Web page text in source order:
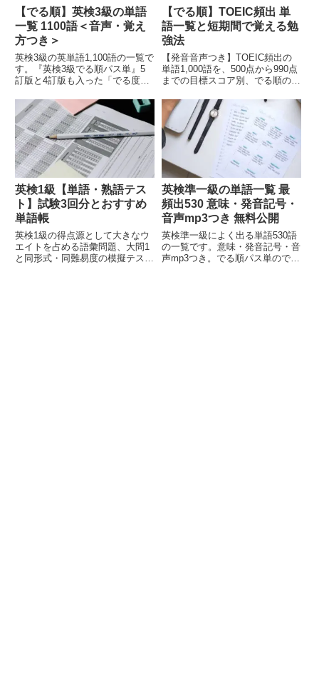
【でる順】英検3級の単語
一覧 1100語＜音声・覚え
方つき＞
英検3級の英単語1,100語の一覧で
す。『英検3級でる順パス単』5
訂版と4訂版も入った「でる度」
mp3もついています。単語は、で
る度順に100語ずつ11組に分けて
います。
【でる順】TOEIC頻出 単
語一覧と短期間で覚える勉
強法
【発音音声つき】TOEIC頻出の
単語1,000語を、500点から990点
までの目標スコア別、でる順の一
ルまでの単語を短期間で覚えるた
めの勉強法もご紹介します。直前
対策にも。
英検1級【単語・熟語テス
ト】試験3回分とおすすめ
単語帳
英検1級の得点源として大きなウ
エイトを占める語彙問題、大問1
と同形式・同難易度の模擬テスト
英検準一級の単語一覧 最
頻出530 意味・発音記号・
音声mp3つき 無料公開
英検準一級によく出る単語530語
の一覧です。意味・発音記号・音
声mp3つき。でる順パス単のでる